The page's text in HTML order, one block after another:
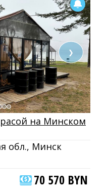
❯
на Минском
обл., Минск
70 570 BYN